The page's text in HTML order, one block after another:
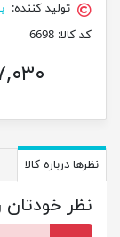
تولید کننده:
کد کالا: 6698
۳,۰۱۷,۰۳۰
نظرها درباره کالا
نظر خودتان